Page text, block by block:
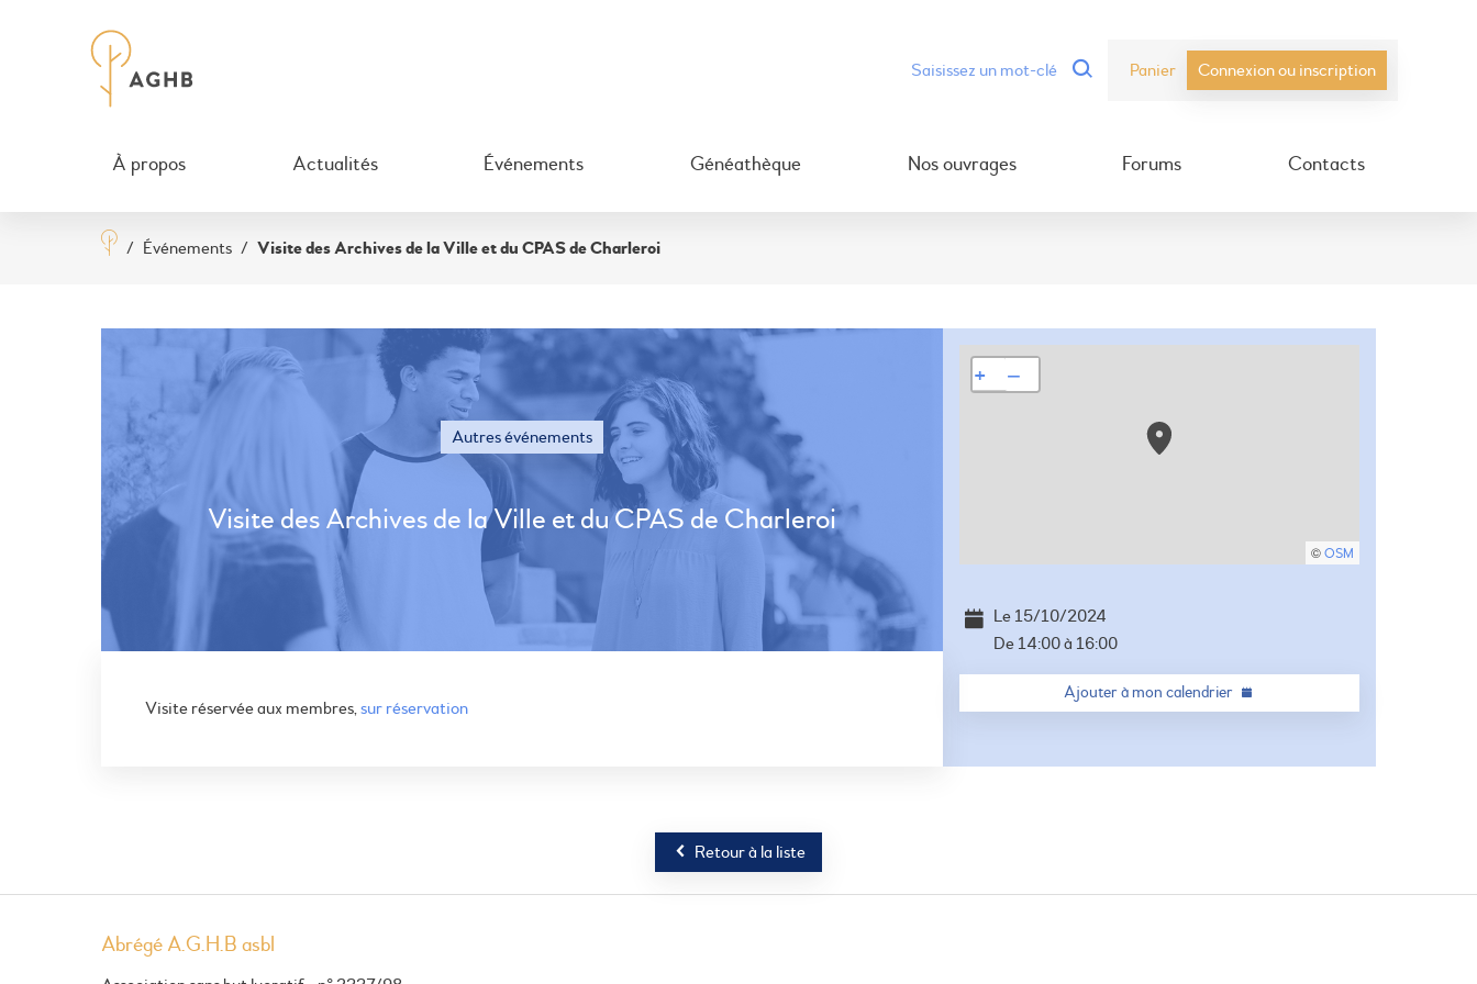
Panier Connexion ou inscription
À propos Actualités Événements Généathèque Nos ouvrages Forums Contacts
/ Événements / Visite des Archives de la Ville et du CPAS de Charleroi
Autres événements
Visite des Archives de la Ville et du CPAS de Charleroi
Visite réservée aux membres,sur réservation
+ −
© OSM
Le 15/10/2024
De 14:00à 16:00
Ajouter à mon calendrier
Retour à la liste
Abrégé A.G.H.B asbl